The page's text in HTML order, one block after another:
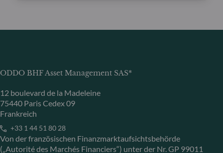
ODDO BHF Asset Management SAS*
12 boulevard de la Madeleine
75440 Paris Cedex 09
Frankreich
+33 1 44 51 80 28
Von der französischen Finanzmarktaufsichtsbehörde
(„Autorité des Marchés Financiers“) unter der Nr. GP 99011